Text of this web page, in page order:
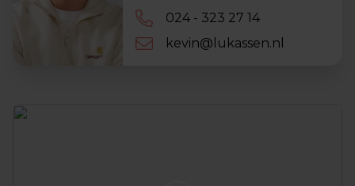
024 - 323 27 14
kevin@lukassen.nl